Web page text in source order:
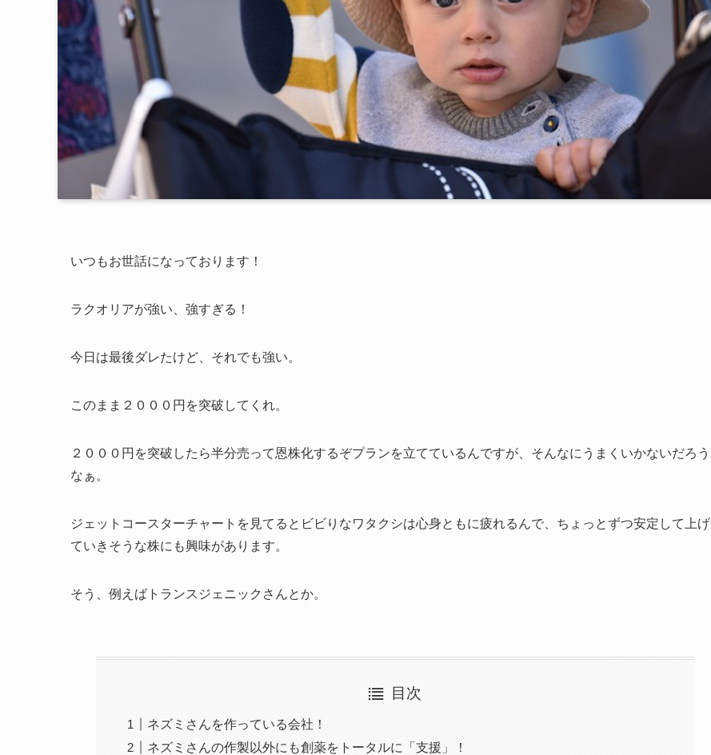
いつもお世話になっております！
ラクオリアが強い、強すぎる！
今日は最後ダレたけど、それでも強い。
このまま２０００円を突破してくれ。
２０００円を突破したら半分売って恩株化するぞプランを立てているんですが、そんなにうまくいかないだろう
なぁ。
ジェットコースターチャートを見てるとビビりなワタクシは心身ともに疲れるんで、ちょっとずつ安定して上げ
ていきそうな株にも興味があります。
そう、例えばトランスジェニックさんとか。
目次
ネズミさんを作っている会社！
ネズミさんの作製以外にも創薬をトータルに「支援」！